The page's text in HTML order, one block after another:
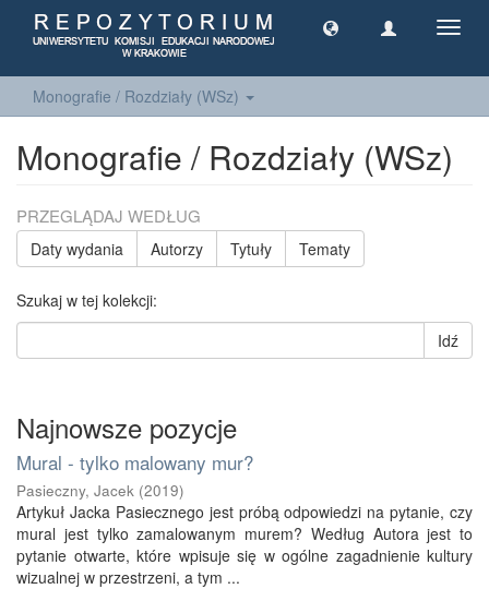
Monografie / Rozdziały (WSz)
Monografie / Rozdziały (WSz)
PRZEGLĄDAJ WEDŁUG
Daty wydania Autorzy Tytuły Tematy
Szukaj w tej kolekcji:
Idź
Najnowsze pozycje
Mural - tylko malowany mur?
Pasieczny, Jacek (2019)
Artykuł Jacka Pasiecznego jest próbą odpowiedzi na pytanie, czy
mural jest tylko zamalowanym murem? Według Autora jest to
pytanie otwarte, które wpisuje się w ogólne zagadnienie kultury
wizualnej w przestrzeni, a tym ...